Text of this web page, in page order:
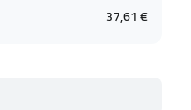
37,61 €